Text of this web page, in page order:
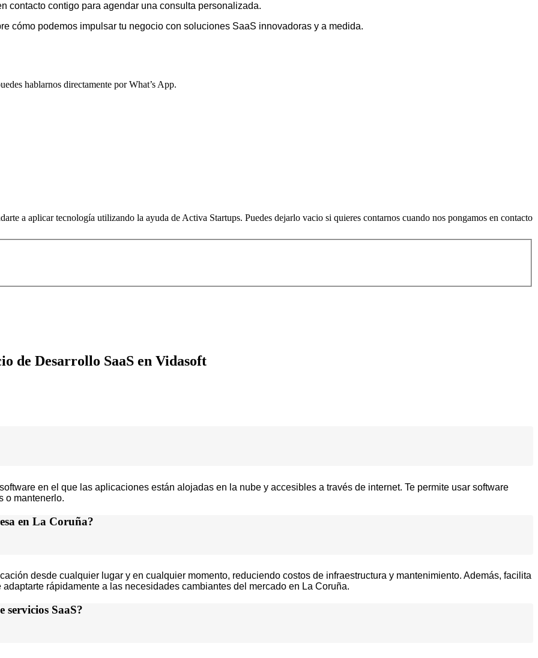
contacto contigo para agendar una consulta personalizada.
cómo podemos impulsar tu negocio con soluciones SaaS innovadoras y a medida.
hablarnos directamente por What’s App.
a aplicar tecnología utilizando la ayuda de Activa Startups. Puedes dejarlo vacio si quieres contarnos cuando nos pongamos en contacto
de Desarrollo SaaS en Vidasoft
en el que las aplicaciones están alojadas en la nube y accesibles a través de internet. Te permite usar software
o mantenerlo.
en La Coruña?
desde cualquier lugar y en cualquier momento, reduciendo costos de infraestructura y mantenimiento. Además, facilita
rápidamente a las necesidades cambiantes del mercado en La Coruña.
servicios SaaS?